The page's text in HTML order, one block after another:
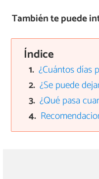
También te puede
Índice
¿Cuántos días
¿Se puede
¿Qué pasa